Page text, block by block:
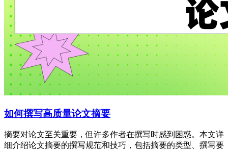
如何撰写高质量论文摘要
摘要对论文至关重要，但许多作者在撰写时感到困惑。本文详
细介绍论文摘要的撰写规范和技巧，包括摘要的类型、撰写要